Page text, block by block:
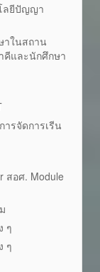
ลยีปัญญา
าในสถาน
คีและนักศึกษา
รจัดการเรีน
สอศ. Module
ๆ
ๆ